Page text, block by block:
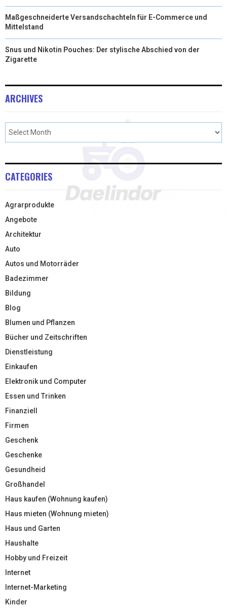
Maßgeschneiderte Versandschachteln für E-Commerce und
Mittelstand
Snus und Nikotin Pouches: Der stylische Abschied von der
Zigarette
ARCHIVES
CATEGORIES
Agrarprodukte
Angebote
Architektur
Auto
Autos und Motorräder
Badezimmer
Bildung
Blog
Blumen und Pflanzen
Bücher und Zeitschriften
Dienstleistung
Einkaufen
Elektronik und Computer
Essen und Trinken
Finanziell
Firmen
Geschenk
Geschenke
Gesundheid
Großhandel
Haus kaufen (Wohnung kaufen)
Haus mieten (Wohnung mieten)
Haus und Garten
Haushalte
Hobby und Freizeit
Internet
Internet-Marketing
Kinder